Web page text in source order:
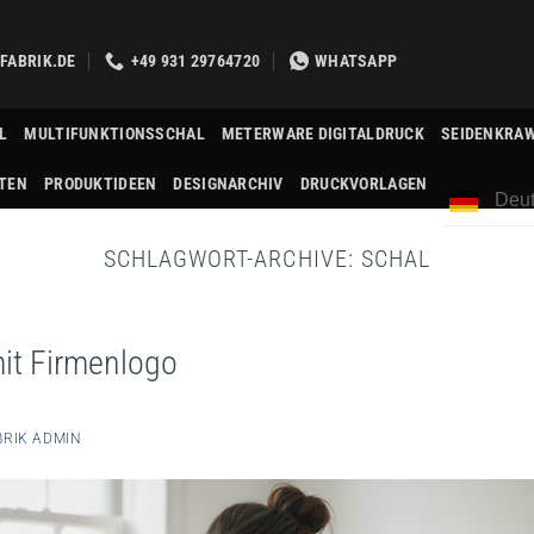
+49 931 29764720 WHATSAPP
MULTIFUNKTIONSSCHAL METERWARE DIGITALDRUCK
PRODUKTIDEEN DESIGNARCHIV DRUCKVORLAGEN
SCHLAGWORT-ARCHIVE: SCHAL
Firmenlogo
ADMIN